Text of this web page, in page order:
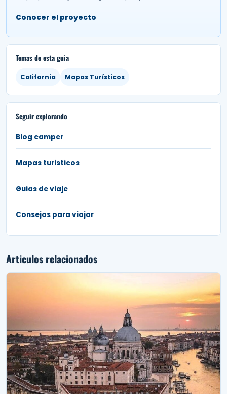
Conocer el proyecto
Temas de esta guia
California Mapas Turísticos
Seguir explorando
Blog camper
Mapas turisticos
Guias de viaje
Consejos para viajar
Articulos relacionados